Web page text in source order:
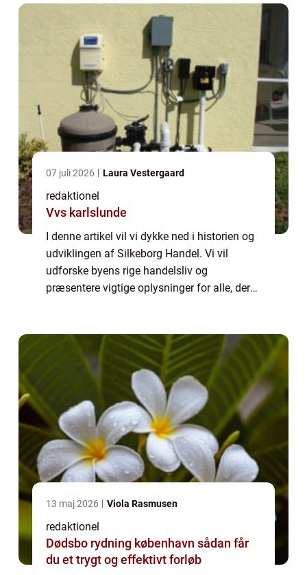
07 juli 2026 Laura Vestergaard
redaktionel
Vvs karlslunde
I denne artikel vil vi dykke ned i historien og
udviklingen af Silkeborg Handel. Vi vil
udforske byens rige handelsliv og
præsentere vigtige oplysninger for alle, der
handelsm...
13 maj 2026 Viola Rasmusen
redaktionel
Dødsbo rydning københavn sådan får
du et trygt og effektivt forløb